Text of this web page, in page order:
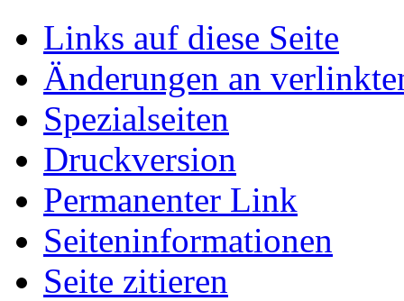
Links auf diese Seite
Änderungen an
Spezialseiten
Druckversion
Permanenter Link
Seiten­informationen
Seite zitieren